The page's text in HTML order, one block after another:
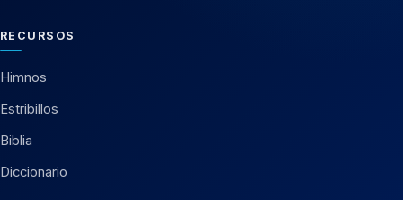
RECURSOS
Himnos
Estribillos
Biblia
Diccionario